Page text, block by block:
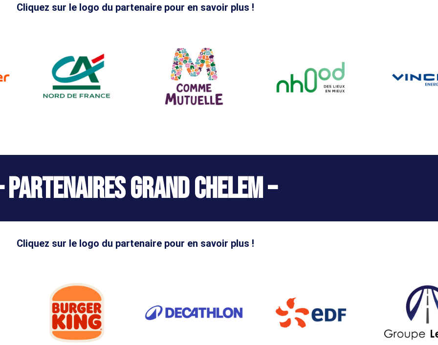
Cliquez sur le logo du partenaire pour en savoir plus !
Partenaires Grand Chelem –
Cliquez sur le logo du partenaire pour en savoir plus !